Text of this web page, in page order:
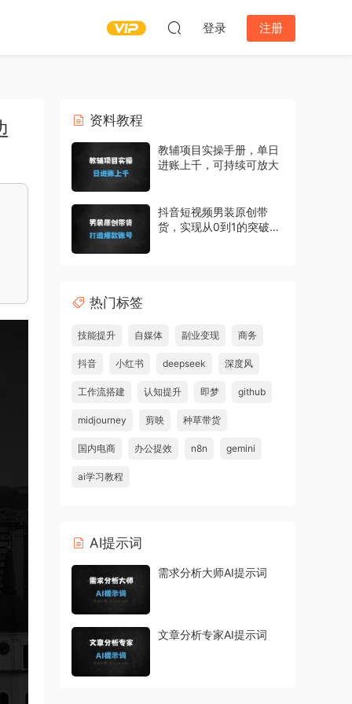
登录 注册
资料教程
教辅项目实操手册，单日
进账上千，可持续可放大
抖音短视频男装原创带
货，实现从0到1的突破，
热门标签
技能提升 自媒体 副业变现 商务
抖音 小红书 deepseek 深度风
工作流搭建 认知提升 即梦 github
midjourney 剪映 种草带货
国内电商 办公提效 n8n gemini
ai学习教程
AI提示词
需求分析大师AI提示词
文章分析专家AI提示词